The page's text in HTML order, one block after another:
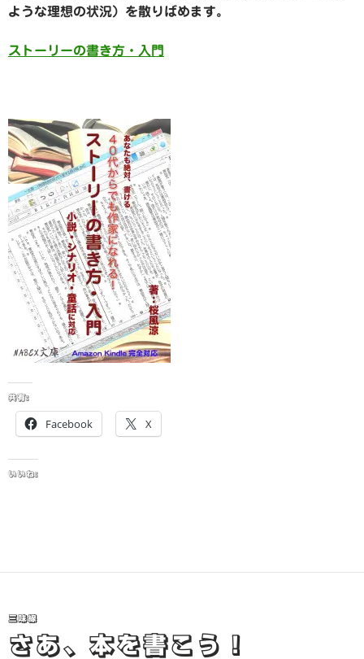
ような理想の状況）を散りばめます。
ストーリーの書き方・入門
共有:
Facebook X
いいね:
三味線
さあ、本を書こう！